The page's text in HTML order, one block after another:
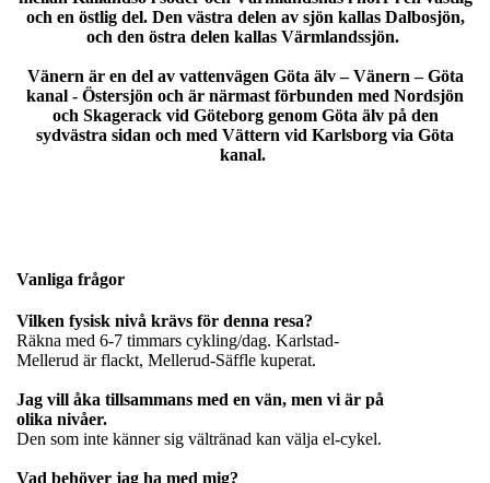
och en östlig del. Den västra delen av sjön kallas Dalbosjön,
och den östra delen kallas Värmlandssjön.
Vänern är en del av vattenvägen Göta älv – Vänern – Göta
kanal - Östersjön och är närmast förbunden med Nordsjön
och Skagerack vid Göteborg genom Göta älv på den
sydvästra sidan och med Vättern vid Karlsborg via Göta
kanal.
Vanliga frågor
Vilken fysisk nivå krävs för denna resa?
Räkna med 6-7 timmars cykling/dag. Karlstad-
Mellerud är flackt, Mellerud-Säffle kuperat.
Jag vill åka tillsammans med en vän, men vi är på
olika nivåer.
Den som inte känner sig vältränad kan välja el-cykel.
Vad behöver jag ha med mig?